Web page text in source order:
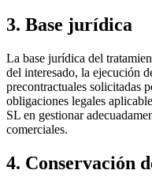
3. Base jurídica
La base jurídica del
del interesado, la ejecución
precontractuales solicitadas
obligaciones legales
SL en gestionar
comerciales.
4. Conservación